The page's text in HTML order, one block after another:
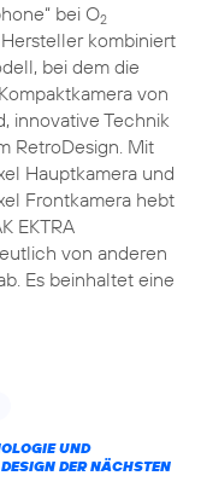
bei O2
kombiniert
bei dem die
von
innovative Technik
RetroDesign. Mit
Hauptkamera und
Frontkamera hebt
EKTRA
von anderen
Es beinhaltet eine
UND
DER NÄCHSTEN